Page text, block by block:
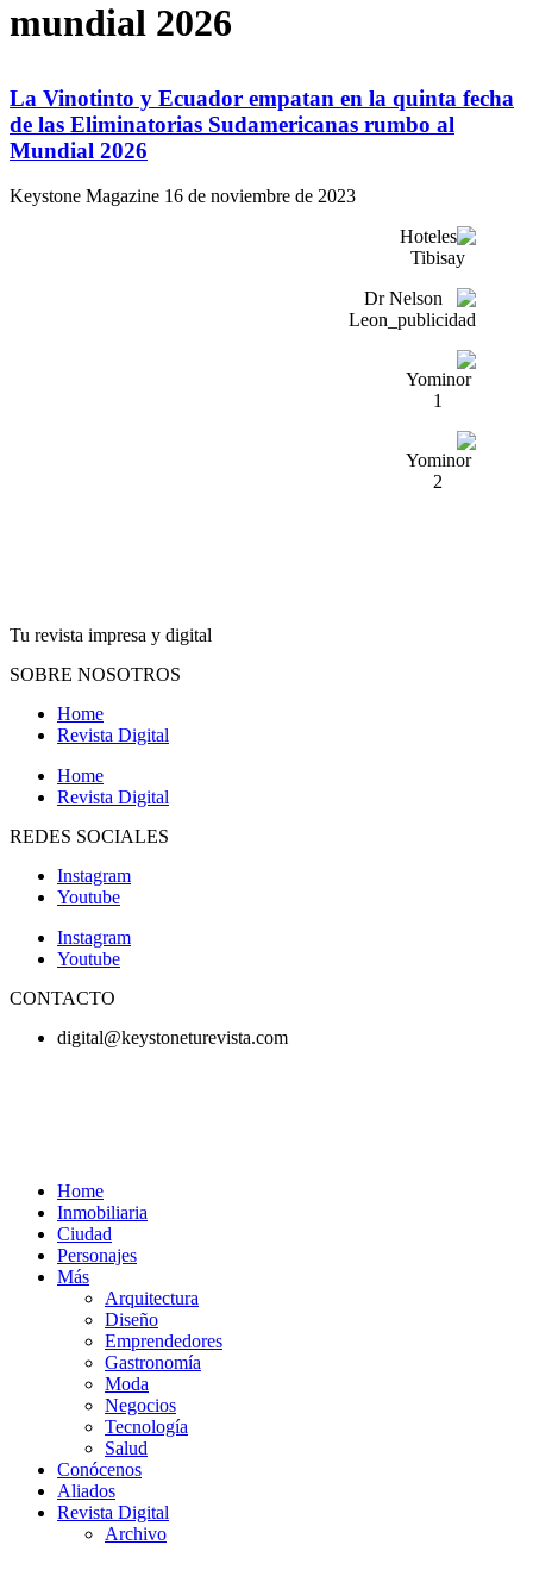
mundial 2026
La Vinotinto y Ecuador empatan en la quinta fecha
de las Eliminatorias Sudamericanas rumbo al
Mundial 2026
Keystone Magazine 16 de noviembre de 2023
Tu revista impresa y digital
SOBRE NOSOTROS
Home
Revista Digital
Home
Revista Digital
REDES SOCIALES
Instagram
Youtube
Instagram
Youtube
CONTACTO
digital@keystoneturevista.com
Home
Inmobiliaria
Ciudad
Personajes
Más
Arquitectura
Diseño
Emprendedores
Gastronomía
Moda
Negocios
Tecnología
Salud
Conócenos
Aliados
Revista Digital
Archivo